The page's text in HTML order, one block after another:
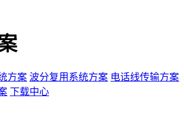
方案 波分复用系统方案 电话线传输方案
下载中心